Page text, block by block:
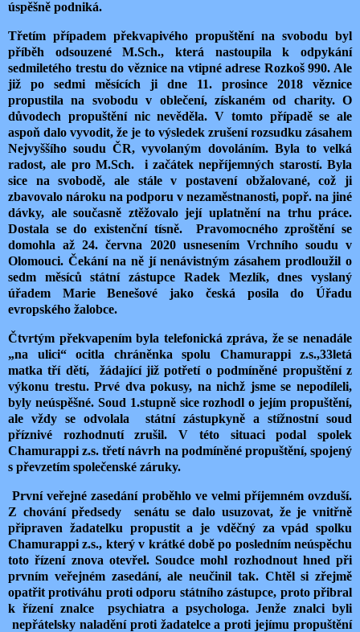
úspěšně podniká.
Třetím případem překvapivého propuštění na svobodu byl
příběh odsouzené M.Sch., která nastoupila k odpykání
sedmiletého trestu do věznice na vtipné adrese Rozkoš 990. Ale
již po sedmi měsících ji dne 11. prosince 2018 věznice
propustila na svobodu v oblečení, získaném od charity. O
důvodech propuštění nic nevěděla. V tomto případě se ale
aspoň dalo vyvodit, že je to výsledek zrušení rozsudku zásahem
Nejvyššího soudu ČR, vyvolaným dovoláním. Byla to velká
radost, ale pro M.Sch. i začátek nepříjemných starostí. Byla
sice na svobodě, ale stále v postavení obžalované, což ji
zbavovalo nároku na podporu v nezaměstnanosti, popř. na jiné
dávky, ale současně ztěžovalo její uplatnění na trhu práce.
Dostala se do existenční tísně. Pravomocného zproštění se
domohla až 24. června 2020 usnesením Vrchního soudu v
Olomouci. Čekání na ně jí nenávistným zásahem prodloužil o
sedm měsíců státní zástupce Radek Mezlík, dnes vyslaný
úřadem Marie Benešové jako česká posila do Úřadu
evropského žalobce.
Čtvrtým překvapením byla telefonická zpráva, že se nenadále
„na ulici“ ocitla chráněnka spolu Chamurappi z.s.,33letá
matka tří dětí, žádající již potřetí o podmíněné propuštění z
výkonu trestu. Prvé dva pokusy, na nichž jsme se nepodíleli,
byly neúspěšné. Soud 1.stupně sice rozhodl o jejím propuštění,
ale vždy se odvolala státní zástupkyně a stížnostní soud
příznivé rozhodnutí zrušil. V této situaci podal spolek
Chamurappi z.s. třetí návrh na podmíněné propuštění, spojený
s převzetím společenské záruky.
První veřejné zasedání proběhlo ve velmi příjemném ovzduší.
Z chování předsedy senátu se dalo usuzovat, že je vnitřně
připraven žadatelku propustit a je vděčný za vpád spolku
Chamurappi z.s., který v krátké době po posledním neúspěchu
toto řízení znova otevřel. Soudce mohl rozhodnout hned při
prvním veřejném zasedání, ale neučinil tak. Chtěl si zřejmě
opatřit protiváhu proti odporu státního zástupce, proto přibral
k řízení znalce psychiatra a psychologa. Jenže znalci byli
nepřátelsky naladění proti žadatelce a proti jejímu propuštění